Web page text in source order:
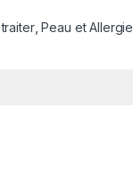
,Peau et Allergie